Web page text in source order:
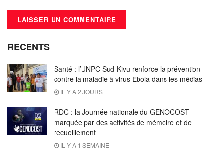
RECENTS
Santé : l’UNPC Sud-Kivu renforce la prévention
contre la maladie à virus Ebola dans les médias
IL Y A 2 JOURS
RDC : la Journée nationale du GENOCOST
marquée par des activités de mémoire et de
recueillement
IL Y A 1 SEMAINE